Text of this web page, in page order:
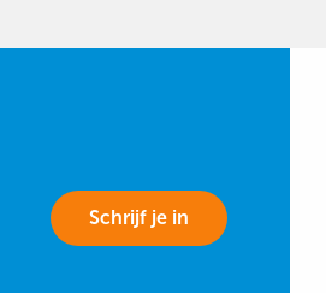
Schrijf je in